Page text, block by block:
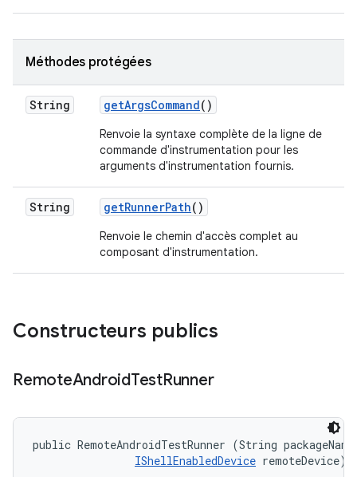
Méthodes protégées
String getArgsCommand()
Renvoie la syntaxe complète de la ligne de
commande d'instrumentation pour les
arguments d'instrumentation fournis.
String getRunnerPath()
Renvoie le chemin d'accès complet au
composant d'instrumentation.
Constructeurs publics
RemoteAndroidTestRunner
public RemoteAndroidTestRunner (String
IShellEnabledDevice remoteDevice)